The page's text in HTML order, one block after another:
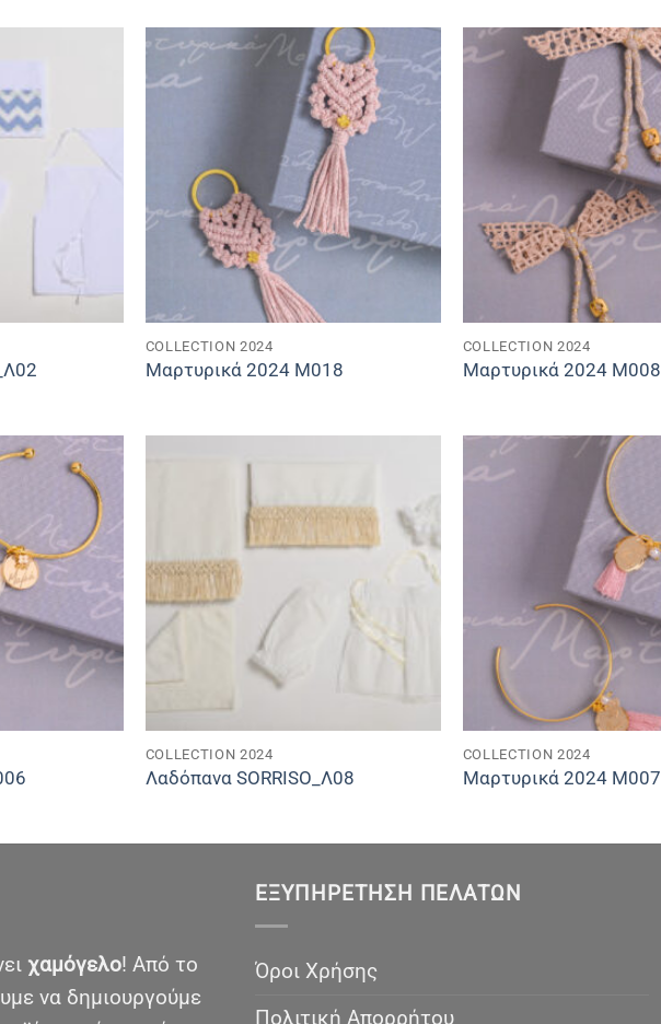
COLLECTION 2024
Μαρτυρικά 2024 M018
COLLECTION 2024
Μαρτυρικά 2024 M008
COLLECTION 2024
Λαδόπανα SORRISO_Λ08
COLLECTION 2024
Μαρτυρικά 2024 M007
χαμόγελο! Από το
να δημιουργούμε
ΕΞΥΠΗΡΈΤΗΣΗ ΠΕΛΑΤΏΝ
Όροι Χρήσης
Πολιτική Απορρήτου